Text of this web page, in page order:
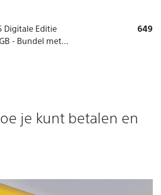
Digitale Editie
- Bundel met
649
je kunt betalen en